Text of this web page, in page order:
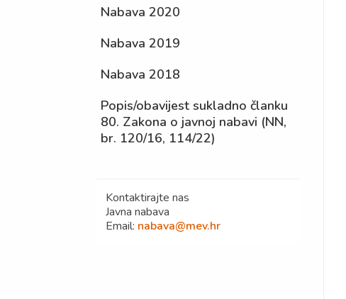
Nabava 2020
Nabava 2019
Nabava 2018
Popis/obavijest sukladno članku
80. Zakona o javnoj nabavi (NN,
br. 120/16, 114/22)
Kontaktirajte nas
Javna nabava
Email: nabava@mev.hr